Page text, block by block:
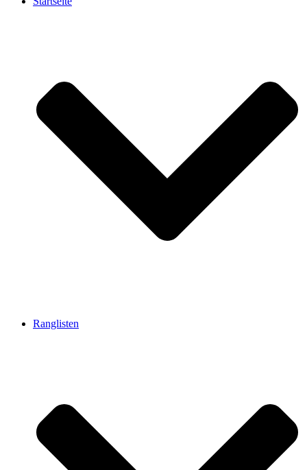
Ranglisten